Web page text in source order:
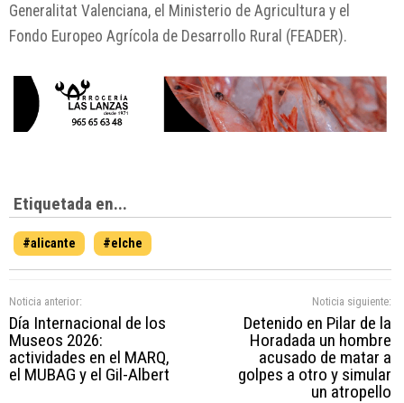
Generalitat Valenciana, el Ministerio de Agricultura y el
Fondo Europeo Agrícola de Desarrollo Rural (FEADER).
Etiquetada en...
#alicante #elche
Noticia anterior:
Día Internacional de los
Museos 2026:
actividades en el MARQ,
el MUBAG y el Gil-Albert
Noticia siguiente:
Detenido en Pilar de la
Horadada un hombre
acusado de matar a
golpes a otro y simular
un atropello